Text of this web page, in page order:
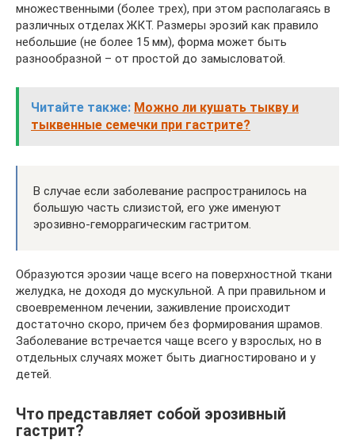
множественными (более трех), при этом располагаясь в
различных отделах ЖКТ. Размеры эрозий как правило
небольшие (не более 15 мм), форма может быть
разнообразной – от простой до замысловатой.
Читайте также: Можно ли кушать тыкву и
тыквенные семечки при гастрите?
В случае если заболевание распространилось на
большую часть слизистой, его уже именуют
эрозивно-геморрагическим гастритом.
Образуются эрозии чаще всего на поверхностной ткани
желудка, не доходя до мускульной. А при правильном и
своевременном лечении, заживление происходит
достаточно скоро, причем без формирования шрамов.
Заболевание встречается чаще всего у взрослых, но в
отдельных случаях может быть диагностировано и у
детей.
Что представляет собой эрозивный
гастрит?